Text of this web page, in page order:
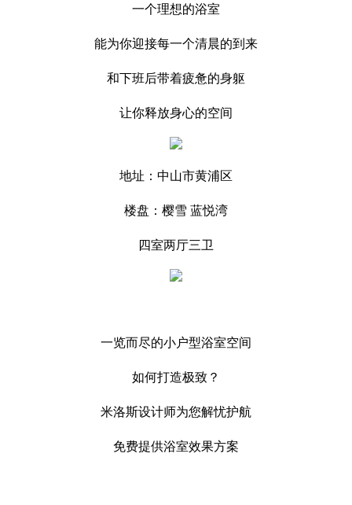
一个理想的浴室
能为你迎接每一个清晨的到来
和下班后带着疲惫的身躯
让你释放身心的空间
地址：中山市黄浦区
楼盘：樱雪 蓝悦湾
四室两厅三卫
一览而尽的小户型浴室空间
如何打造极致？
米洛斯设计师为您解忧护航
免费提供浴室效果方案